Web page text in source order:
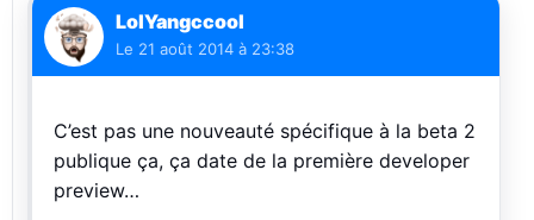
LolYangccool
Le 21 août 2014 à 23:38
C’est pas une nouveauté spécifique à la beta 2
publique ça, ça date de la première developer
preview…